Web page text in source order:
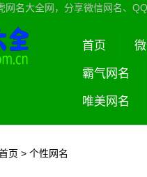
网名大全网，分享微信网名、
首页
霸气网名
唯美网名
页 > 个性网名